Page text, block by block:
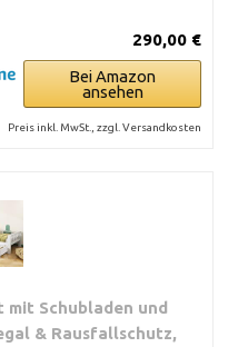
290,00 €
Bei Amazon
ansehen
Preis inkl. MwSt., zzgl. Versandkosten
mit Schubladen und
& Rausfallschutz,